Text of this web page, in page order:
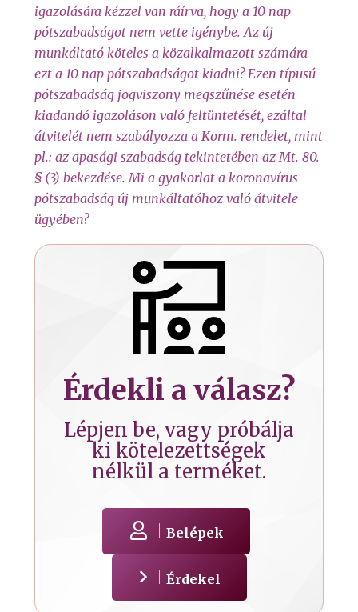
igazolására kézzel van ráírva, hogy a 10 nap
pótszabadságot nem vette igénybe. Az új
munkáltató köteles a közalkalmazott számára
ezt a 10 nap pótszabadságot kiadni? Ezen típusú
pótszabadság jogviszony megszűnése esetén
kiadandó igazoláson való feltüntetését, ezáltal
átvitelét nem szabályozza a Korm. rendelet, mint
pl.: az apasági szabadság tekintetében az Mt. 80.
§ (3) bekezdése. Mi a gyakorlat a koronavírus
pótszabadság új munkáltatóhoz való átvitele
ügyében?
Érdekli a válasz?
Lépjen be, vagy próbálja
ki kötelezettségek
nélkül a terméket.
Belépek
Érdekel